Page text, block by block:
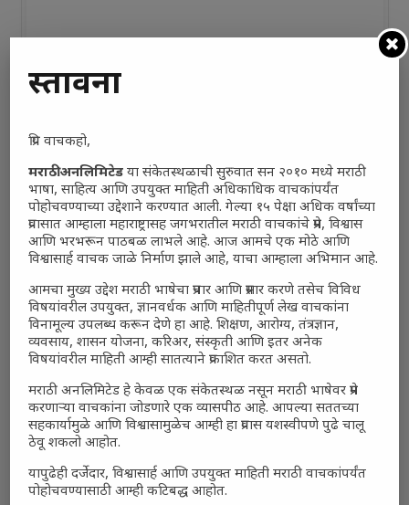
प्रस्तावना
प्रिय वाचकहो,
मराठी अनलिमिटेड या संकेतस्थळाची सुरुवात सन २०१० मध्ये मराठी
भाषा, साहित्य आणि उपयुक्त माहिती अधिकाधिक वाचकांपर्यंत
पोहोचवण्याच्या उद्देशाने करण्यात आली. गेल्या १५ पेक्षा अधिक वर्षांच्या
प्रवासात आम्हाला महाराष्ट्रासह जगभरातील मराठी वाचकांचे प्रेम, विश्वास
आणि भरभरून पाठबळ लाभले आहे. आज आमचे एक मोठे आणि
विश्वासार्ह वाचक जाळे निर्माण झाले आहे, याचा आम्हाला अभिमान आहे.
आमचा मुख्य उद्देश मराठी भाषेचा प्रचार आणि प्रसार करणे तसेच विविध
विषयांवरील उपयुक्त, ज्ञानवर्धक आणि माहितीपूर्ण लेख वाचकांना
विनामूल्य उपलब्ध करून देणे हा आहे. शिक्षण, आरोग्य, तंत्रज्ञान,
व्यवसाय, शासन योजना, करिअर, संस्कृती आणि इतर अनेक
विषयांवरील माहिती आम्ही सातत्याने प्रकाशित करत असतो.
मराठी अनलिमिटेड हे केवळ एक संकेतस्थळ नसून मराठी भाषेवर प्रेम
करणाऱ्या वाचकांना जोडणारे एक व्यासपीठ आहे. आपल्या सततच्या
सहकार्यामुळे आणि विश्वासामुळेच आम्ही हा प्रवास यशस्वीपणे पुढे चालू
ठेवू शकलो आहोत.
यापुढेही दर्जेदार, विश्वासार्ह आणि उपयुक्त माहिती मराठी वाचकांपर्यंत
पोहोचवण्यासाठी आम्ही कटिबद्ध आहोत.